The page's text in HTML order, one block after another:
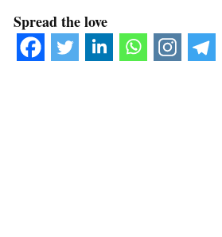
Spread the love